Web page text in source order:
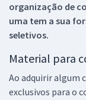
organização de
uma tem a sua
seletivos.
Material para
Ao adquirir algum
exclusivos para o